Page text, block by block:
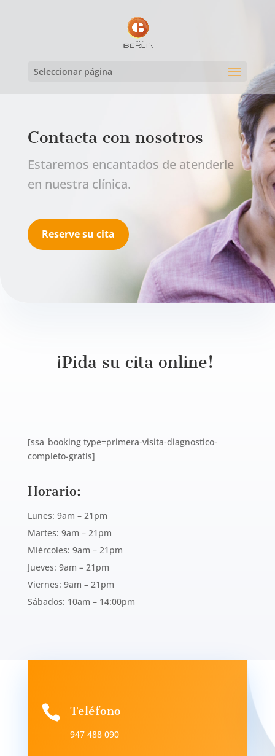
Seleccionar página
Contacta con nosotros
Estaremos encantados de atenderle
en nuestra clínica.
Reserve su cita
¡Pida su cita online!
[ssa_booking type=primera-visita-diagnostico-
completo-gratis]
Horario:
Lunes: 9am – 21pm
Martes: 9am – 21pm
Miércoles: 9am – 21pm
Jueves: 9am – 21pm
Viernes: 9am – 21pm
Sábados: 10am – 14:00pm
 Teléfono
947 488 090